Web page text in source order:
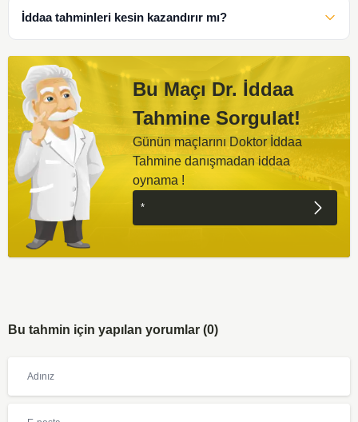
İddaa tahminleri kesin kazandırır mı?
Bu Maçı Dr. İddaa
Tahmine Sorgulat!
Günün maçlarını Doktor İddaa
Tahmine danışmadan iddaa
oynama !
Bu tahmin için yapılan yorumlar (0)